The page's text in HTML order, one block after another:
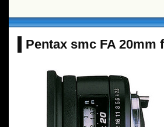
Pentax smc FA 20mm